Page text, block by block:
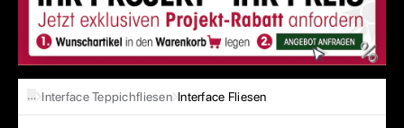
… Interface Teppichfliesen Interface Fliesen